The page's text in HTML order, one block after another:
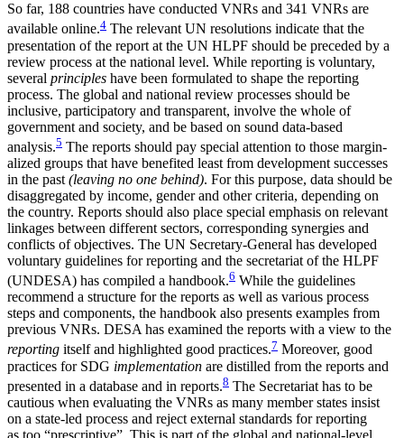
So far, 188 countries have conducted VNRs and 341 VNRs are
available online.4 The relevant UN resolutions indicate that the
presentation of the report at the UN HLPF should be preceded by a
review process at the national level. While reporting is voluntary,
several principles have been formulated to shape the reporting
process. The global and national review pro­cesses should be
inclusive, participatory and trans­parent, involve the whole of
government and society, and be based on sound data-based
analysis.5 The reports should pay special attention to those margin­
alized groups that have benefited least from devel­opment successes
in the past (leaving no one behind). For this purpose, data should be
disaggregated by income, gender and other criteria, depending on
the country. Reports should also place special emphasis on rele­vant
linkages between different sectors, corresponding synergies and
conflicts of objectives. The UN Secretary-General has developed
voluntary guidelines for reporting and the secretariat of the HLPF
(UNDESA) has compiled a handbook.6 While the guidelines
recommend a structure for the reports as well as various process
steps and components, the handbook also presents examples from
previous VNRs. DESA has examined the reports with a view to the
reporting itself and highlighted good practices.7 Moreover, good
practices for SDG implementation are distilled from the reports and
presented in a database and in reports.8 The Secretariat has to be
cautious when evaluating the VNRs as many member states insist
on a state-led process and reject external standards for reporting
as too “prescriptive”. This is part of the global and national-level